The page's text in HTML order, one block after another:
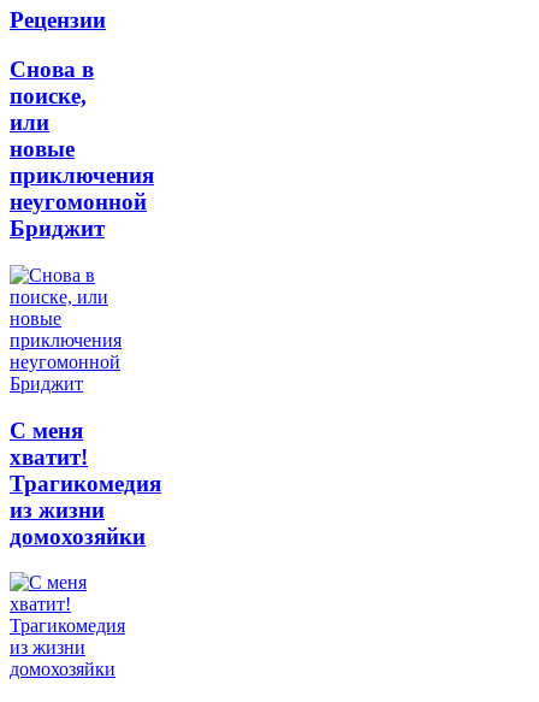
Рецензии
Снова в
поиске,
или
новые
приключения
неугомонной
Бриджит
С меня
хватит!
Трагикомедия
из жизни
домохозяйки